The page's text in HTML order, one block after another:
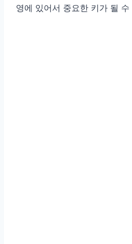
영에 있어서 중요한 키가 될 수